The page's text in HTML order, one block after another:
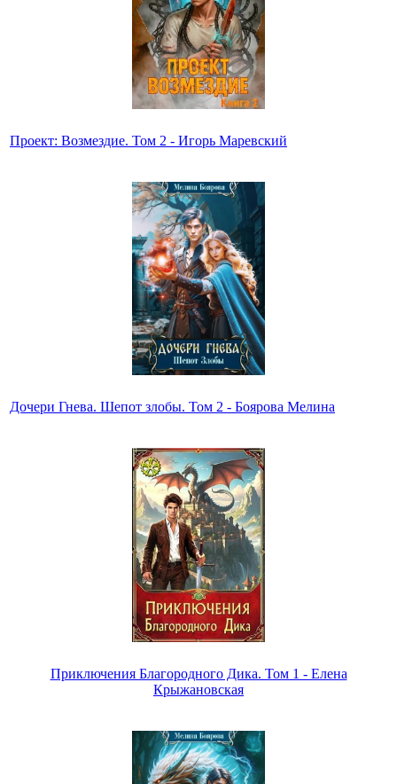
Проект: Возмездие. Том 2 - Игорь Маревский
Дочери Гнева. Шепот злобы. Том 2 - Боярова Мелина
Приключения Благородного Дика. Том 1 - Елена
Крыжановская